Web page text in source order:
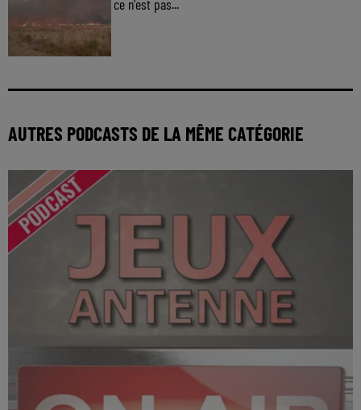
ce n'est pas...
AUTRES PODCASTS DE LA MÊME CATÉGORIE